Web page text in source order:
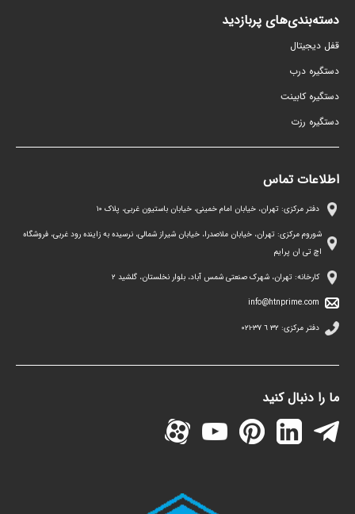
دسته‌بندی‌های پربازدید
قفل دیجیتال
دستگیره درب
دستگیره کابینت
دستگیره رزت
اطلاعات تماس
دفتر مرکزی: تهران، خیابان امام خمینی، خیابان باستیون غربی، پلاک ١٠
شوروم مرکزی: تهران، خیابان ملاصدرا، خیابان شیراز شمالی، نرسیده به زاینده رود غربی، فروشگاه
اچ تی ان پرایم
کارخانه: تهران، شهرک صنعتی شمس آباد، بلوار نخلستان، گلشید ۲
info@htnprime.com
دفتر مرکزی: ٣٢ ٦ ٣٧-٠٢١
ما را دنبال کنید